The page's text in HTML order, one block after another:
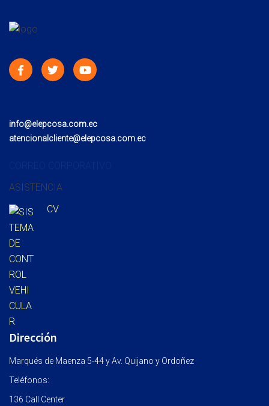
info@elepcosa.com.ec
atencionalcliente@elepcosa.com.ec
ASISTENCIA
CV
Dirección
Marqués de Maenza 5-44 y Av. Quijano y Ordoñez
Teléfonos:
136 Call Center